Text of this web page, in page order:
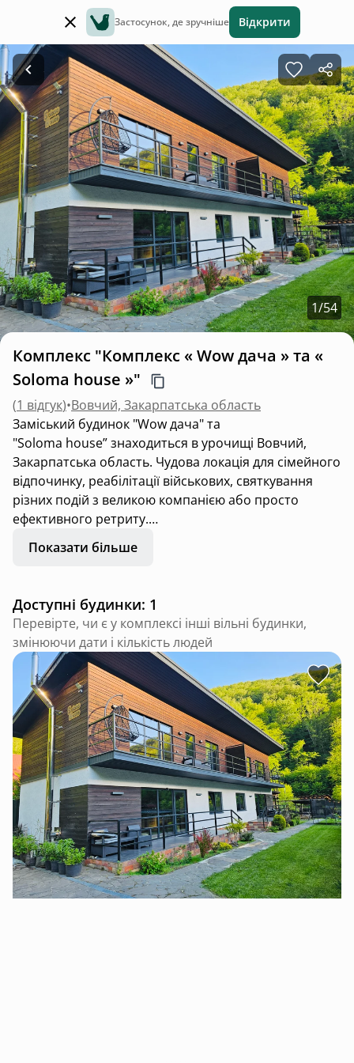
Застосунок, де зручніше Відкрити
1/54
Комплекс "Комплекс « Wow дача » та «
Soloma house »"
(1 відгук)•Вовчий, Закарпатська область
Заміський будинок "Wow дача" та
"Soloma house” знаходиться в урочищі Вовчий,
Закарпатська область. Чудова локація для сімейного
відпочинку, реабілітації військових, святкування
різних подій з великою компанією або просто
ефективного ретриту.
Будинки знаходиться в самих недрах гір. (по всіх 4-
маршруту розташувалася гора Стій. Поруч протікає
гірський струмок, плаває форель. поруч живуть
тільки козулі, зайчики, лисиці та олені. Ну і по-
деколи дикі кабанчики :-)
Є все для спокійного і сімейного відпочинку, подалі
від шуму і пилюки .
Деревʼяний будинок із зруба та сучасний
соломʼяний еко-будинок по сусідству.
Можна замовляти для великих корпоративних
відпочинків.
В деревʼяному котеджі є 4 спальні, великий хол,
швидкісний інтернет, камін, обладнана кухня, 2
санвузли, тераси, балкони.
Побутова техніка: пральна машина, посудомийна
машина, духова шафа, мікрохвилева піч, чайник,
електро + газова плита, кофеварка. На території є
Показати більше
Доступні будинки: 1
Перевірте, чи є у комплексі інші вільні будинки,
змінюючи дати і кількість людей